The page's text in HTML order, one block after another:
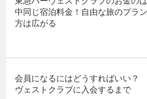
中同じ宿泊料金！自由な旅のプラ
方は広がる
会員になるにはどうすればいい？
ヴェストクラブに入会するまで